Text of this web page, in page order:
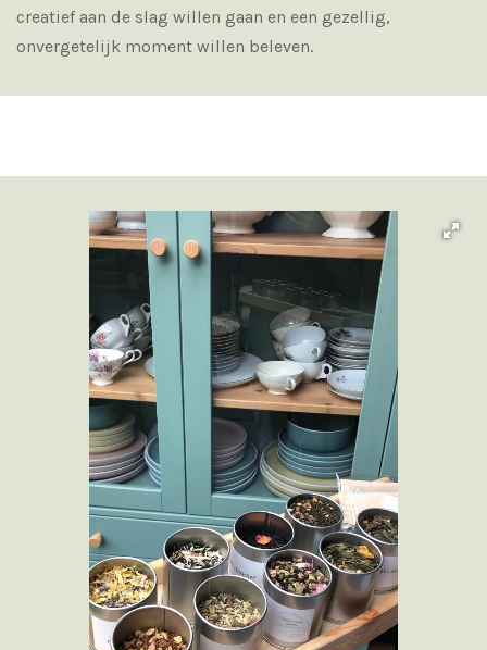
creatief aan de slag willen gaan en een gezellig,
onvergetelijk moment willen beleven.